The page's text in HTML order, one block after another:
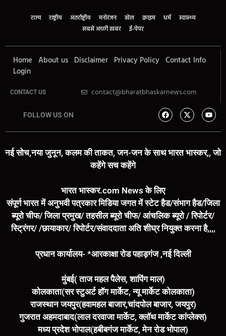
राज्य राष्ट्रीय अंतर्राष्ट्रीय मनोरंजन खेल क्राइम धर्म
स्वास्थ्य
सबसे अच्छी खबर
ई-पेपर
Home About us Disclaimer Privacy Policy Contact Info
Login
CONTACT US contact@bharatbhaskarnews.com
FOLLOW US ON
नई सोच,नया जुनून, कलम की ताकत, जन-जन के साथ भारत भास्कर,, जो
कहेंगे सच कहेंगे
भारत भास्कर.com News के लिए
संपूर्ण भारत में अनुभवी पत्रकार मिडिया जगत में स्टेट हैड/संभाग हैड/जिला
ब्यूरो चीफ/ जिला प्रमुख/ तहसील ब्यूरो चीफ/ आंचलिक ब्यूरो / रिपोर्टर/
स्ट्रिंगर/ /छायाकार/ रिपोर्टर/संवाददाता अति शीघ्र नियुक्त करना है,,,,
प्रधान कार्यालय- *आरकाक्षा रोड पहाड़गंज ,नई दिल्ली
मुंबई( ताज महल पैलेस, शापिंग माल)
कोलकाता(सर स्टुअर्ट हॉग मार्केट, न्यू मार्केट कोलकाता)
राजस्थान जयपुर(हवामहल बाजार,चांदपोल बाजार, जयपुर)
गुजरात अहमदाबाद(लाल दरवाजा मार्केट, क्लॉथ मार्केट कांप्लेक्स)
मध्य प्रदेश भोपाल(हबीबगंज मार्केट, मेन रोड भोपाल)